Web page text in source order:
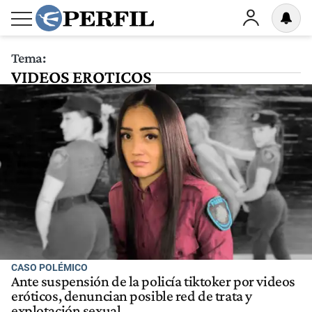
Tema:
VIDEOS EROTICOS
CASO POLÉMICO
Ante suspensión de la policía tiktoker por videos
eróticos, denuncian posible red de trata y